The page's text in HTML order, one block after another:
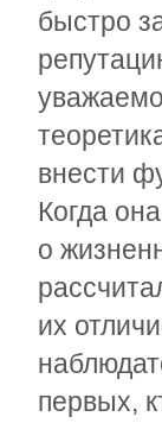
быстро
внести
Когда
о
их
первых,